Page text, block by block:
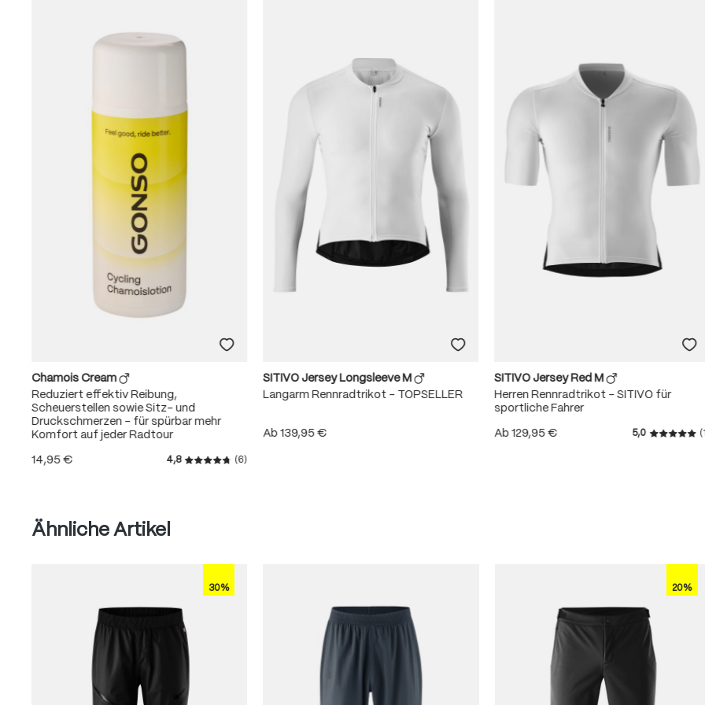
Chamois Cream
Reduziert effektiv Reibung,
Scheuerstellen sowie Sitz- und
Druckschmerzen – für spürbar mehr
Komfort auf jeder Radtour
14,95 € 4,8
Durchschnittliche Bewertung von 4.8 von 5 Sternen
(6)
SITIVO Jersey Longsleeve M
Langarm Rennradtrikot – TOPSELLER
Ab139,95 €
SITIVO Jersey Red M
Herren Rennradtrikot – SITIVO für
sportliche Fahrer
Ab129,95 € 5,0
Produktgalerie überspringen
Ähnliche Artikel
30% 20%